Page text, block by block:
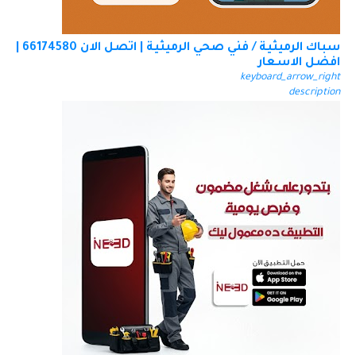
افضل الاسعار
keyboard_arrow_right
description